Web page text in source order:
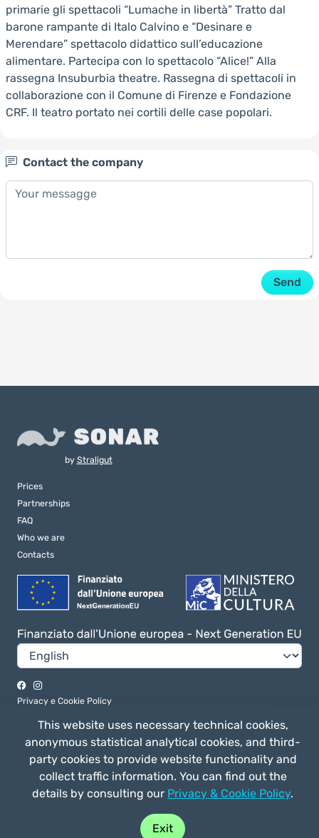
primarie gli spettacoli “Lumache in libertà” Tratto dal
barone rampante di Italo Calvino e “Desinare e
Merendare” spettacolo didattico sull’educazione
alimentare. Partecipa con lo spettacolo “Alice!” Alla
rassegna Insuburbia theatre. Rassegna di spettacoli in
collaborazione con il Comune di Firenze e Fondazione
CRF. Il teatro portato nei cortili delle case popolari.
Contact the company
Send
by Straligut
Prices
Partnerships
FAQ
Who we are
Contacts
Privacy e Cookie Policy
Straligut Associazione Impresa Sociale - Via Villa Canina 63/a 53014,
Ponte a Tressa (SI) Italia - C.F. 92041170520 - P. IVA 01163570524
This website uses necessary technical cookies,
anonymous statistical analytical cookies, and third-
party cookies to provide website functionality and
collect traffic information. You can find out the
details by consulting our Privacy & Cookie Policy.
Exit